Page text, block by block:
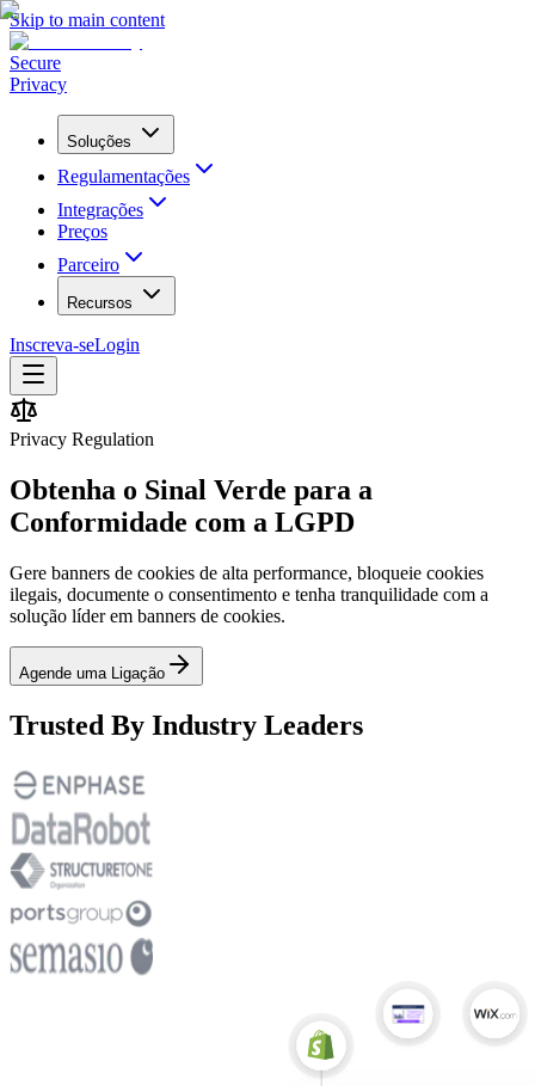
Skip to main content
Secure
Privacy
Soluções
Regulamentações
Integrações
Preços
Parceiro
Recursos
Inscreva-seLogin
Privacy Regulation
Obtenha o Sinal Verde para a
Conformidade com a LGPD
Gere banners de cookies de alta performance, bloqueie cookies
ilegais, documente o consentimento e tenha tranquilidade com a
solução líder em banners de cookies.
Agende uma Ligação
Trusted By Industry Leaders